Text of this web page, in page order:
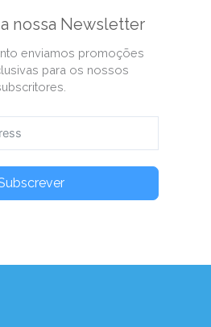
nossa Newsletter
enviamos promoções
para os nossos